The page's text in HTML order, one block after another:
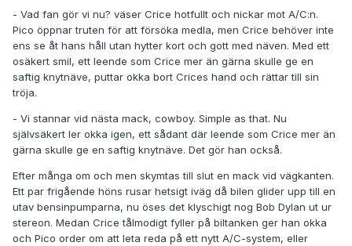
- Vad fan gör vi nu? väser Crice hotfullt och nickar mot A/C:n.
Pico öppnar truten för att försöka medla, men Crice behöver inte
ens se åt hans håll utan hytter kort och gott med näven. Med ett
osäkert smil, ett leende som Crice mer än gärna skulle ge en
saftig knytnäve, puttar okka bort Crices hand och rättar till sin
tröja.
- Vi stannar vid nästa mack, cowboy. Simple as that. Nu
självsäkert ler okka igen, ett sådant där leende som Crice mer än
gärna skulle ge en saftig knytnäve. Det gör han också.
Efter många om och men skymtas till slut en mack vid vägkanten.
Ett par frigående höns rusar hetsigt iväg då bilen glider upp till en
utav bensinpumparna, nu öses det klyschigt nog Bob Dylan ut ur
stereon. Medan Crice tålmodigt fyller på biltanken ger han okka
och Pico order om att leta reda på ett nytt A/C-system, eller